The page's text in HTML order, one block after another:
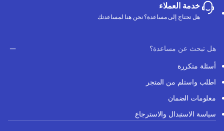
خدمة العملاء
هل تحتاج إلى مساعدة؟ نحن هنا لمساعدتك
هل تبحث عن مساعدة؟
أسئلة متكررة
اطلب واستلم من المتجر
معلومات الضمان
سياسة الاستبدال والاسترجاع